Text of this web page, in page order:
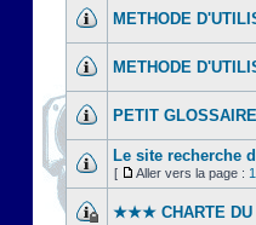
METHODE
METHODE
PETIT
Le site recherche
[ Aller vers la page : 1
★★★ CHARTE